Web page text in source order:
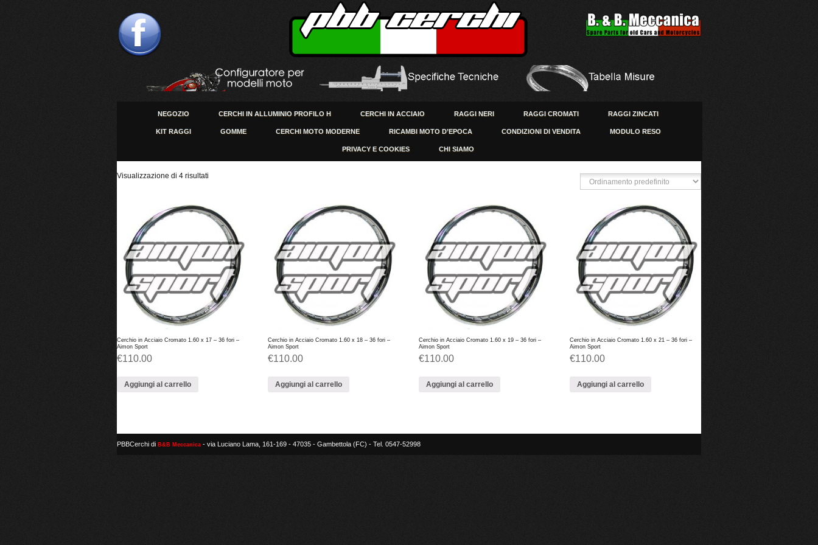
NEGOZIO CERCHI IN ALLUMINIO PROFILO H CERCHI IN ACCIAIO RAGGI NERI RAGGI CROMATI RAGGI ZINCATI
KIT RAGGI GOMME CERCHI MOTO MODERNE RICAMBI MOTO D’EPOCA CONDIZIONI DI VENDITA MODULO RESO
PRIVACY E COOKIES CHI SIAMO
Visualizzazione di 4 risultati
Cerchio in Acciaio Cromato 1.60 x 17 – 36 fori –
Aimon Sport
€110.00
Aggiungi al carrello
Cerchio in Acciaio Cromato 1.60 x 18 – 36 fori –
Aimon Sport
€110.00
Aggiungi al carrello
Cerchio in Acciaio Cromato 1.60 x 19 – 36 fori –
Aimon Sport
€110.00
Aggiungi al carrello
Cerchio in Acciaio Cromato 1.60 x 21 – 36 fori –
Aimon Sport
€110.00
Aggiungi al carrello
PBBCerchi di B&B Meccanica - via Luciano Lama, 161-169 - 47035 - Gambettola (FC) - Tel. 0547-52998